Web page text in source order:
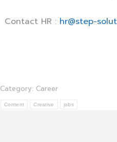
Contact HR : hr@step-
Category: Career
Content Creative jobs